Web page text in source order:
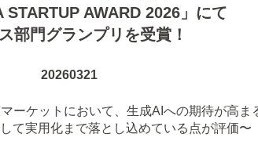
STARTUP AWARD 2026」にて
部門グランプリを受賞！
20260321
ーケットにおいて、生成AIへの期待が高ま
て実用化まで落とし込めている点が評価〜